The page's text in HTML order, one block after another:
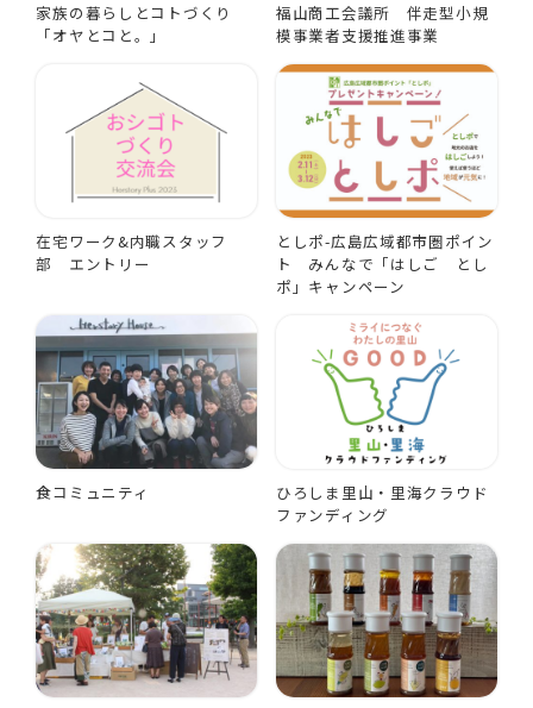
家族の暮らしとコトづくり
「オヤとコと。」
福山商工会議所 伴走型小規
模事業者支援推進事業
在宅ワーク&内職スタッフ
部 エントリー
としポ-広島広域都市圏ポイン
ト みんなで「はしご とし
ポ」キャンペーン
食コミュニティ
ひろしま里山・里海クラウド
ファンディング